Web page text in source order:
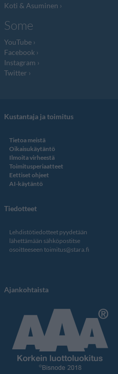
Koti & Asuminen
Some
YouTube
Facebook
Instagram
Twitter
Kustantaja ja toimitus
Tietoa meistä
Oikaisukäytäntö
Ilmoita virheestä
Toimitusperiaatteet
Eettiset ohjeet
AI-käytäntö
Tiedotteet
Lehdistötiedotteet pyydetään
lähettämään sähköpostitse
osoitteeseen toimitus@stara.fi
Ajankohtaista